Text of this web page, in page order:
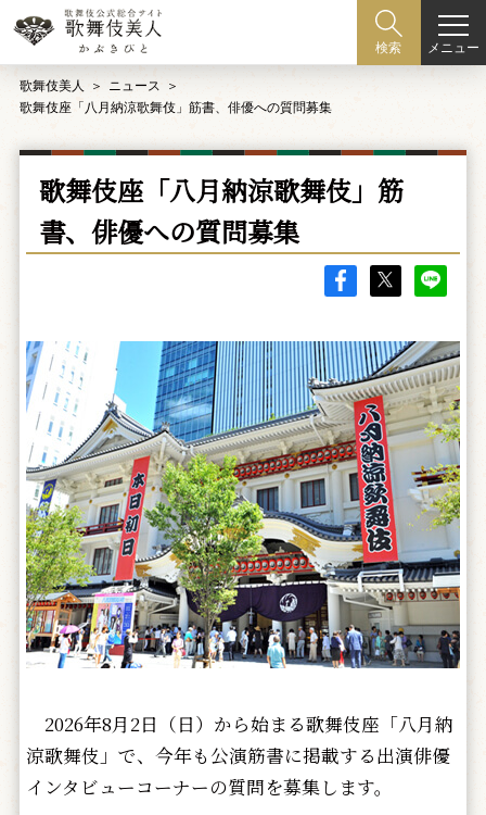
検索 メニュー
歌舞伎美人
ニュース
歌舞伎座「八月納涼歌舞伎」筋書、俳優への質問募集
歌舞伎座「八月納涼歌舞伎」筋
書、俳優への質問募集
2026年8月2日（日）から始まる歌舞伎座「八月納
涼歌舞伎」で、今年も公演筋書に掲載する出演俳優
インタビューコーナーの質問を募集します。